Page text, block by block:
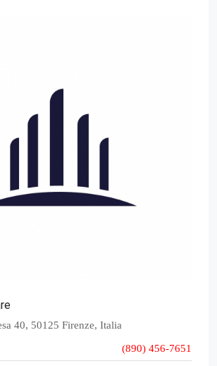
40, 50125 Firenze, Italia
(890) 456-7651